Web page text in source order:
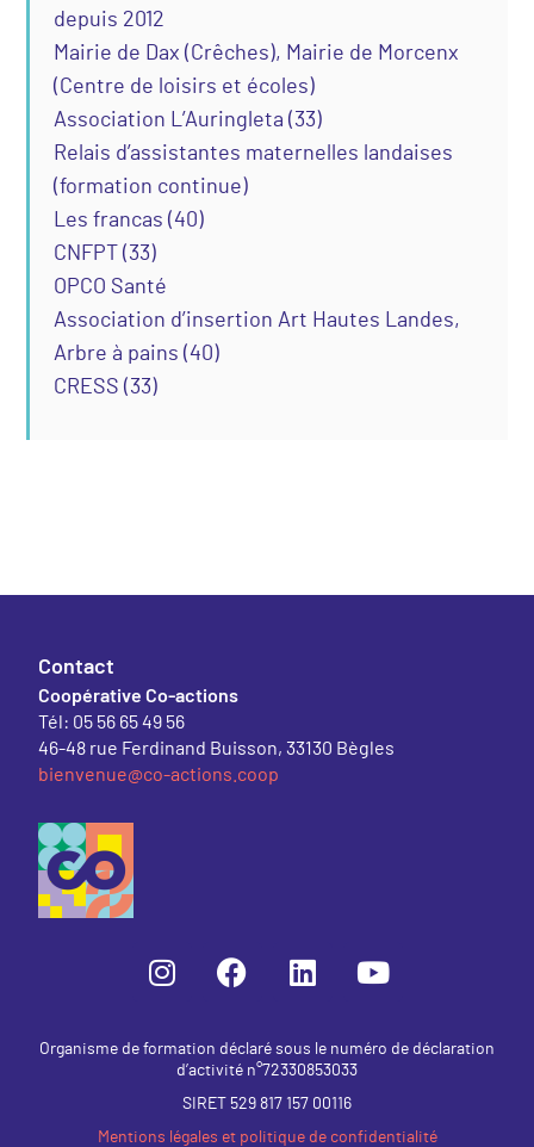
depuis 2012
Mairie de Dax (Crêches), Mairie de Morcenx
(Centre de loisirs et écoles)
Association L’Auringleta (33)
Relais d’assistantes maternelles landaises
(formation continue)
Les francas (40)
CNFPT (33)
OPCO Santé
Association d’insertion Art Hautes Landes,
Arbre à pains (40)
CRESS (33)
Contact
Coopérative Co-actions
Tél: 05 56 65 49 56
46-48 rue Ferdinand Buisson, 33130 Bègles
bienvenue@co-actions.coop
Organisme de formation déclaré sous le numéro de déclaration
d’activité n°72330853033
SIRET 529 817 157 00116
Mentions légales et politique de confidentialité